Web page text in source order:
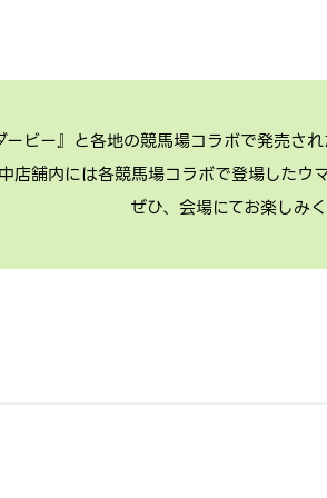
ービー』と各地の競馬場コラボで発売さ
店舗内には各競馬場コラボで登場したウ
ぜひ、会場にてお楽しみ